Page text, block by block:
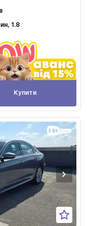
1.8
Купити